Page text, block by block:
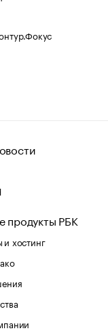
продукты РБК
хостинг